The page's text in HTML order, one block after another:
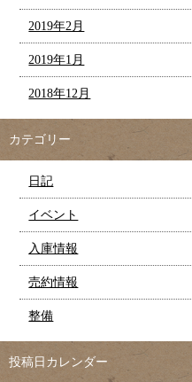
2019年2月
2019年1月
2018年12月
カテゴリー
日記
イベント
入庫情報
売約情報
整備
投稿日カレンダー